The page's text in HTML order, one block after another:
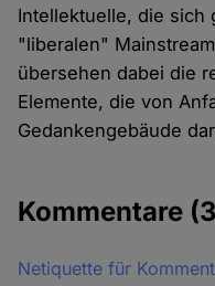
Intellektuelle, die
"liberalen"
übersehen dabei die
Elemente, die von
Gedankengebäude
Kommentare
Netiquette für